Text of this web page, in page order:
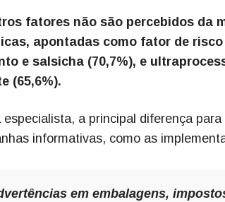
fatores não são percebidos da
apontadas como fator de
e salsicha (70,7%), e
(65,6%).
especialista, a principal diferença
informativas, como as
em embalagens,